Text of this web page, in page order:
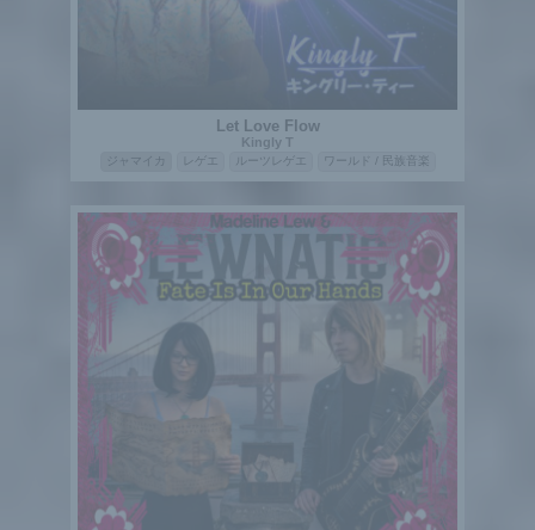
Let Love Flow
Kingly T
ジャマイカ レゲエ ルーツレゲエ ワールド / 民族音楽